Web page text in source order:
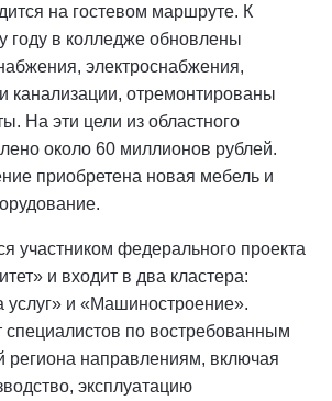
на гостевом маршруте. К
году в колледже обновлены
электроснабжения,
канализации, отремонтированы
На эти цели из областного
около 60 миллионов рублей.
приобретена новая мебель и
участником федерального проекта
и входит в два кластера:
услуг» и «Машиностроение».
специалистов по востребованным
региона направлениям, включая
эксплуатацию